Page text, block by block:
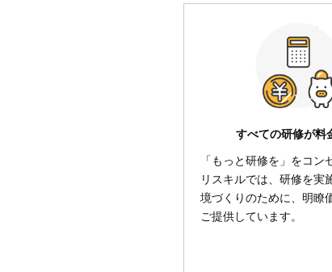
すべての研修が料
「もっと研修を」をコン
リスキルでは、研修を実
境づくりのために、明瞭
ご提供しています。